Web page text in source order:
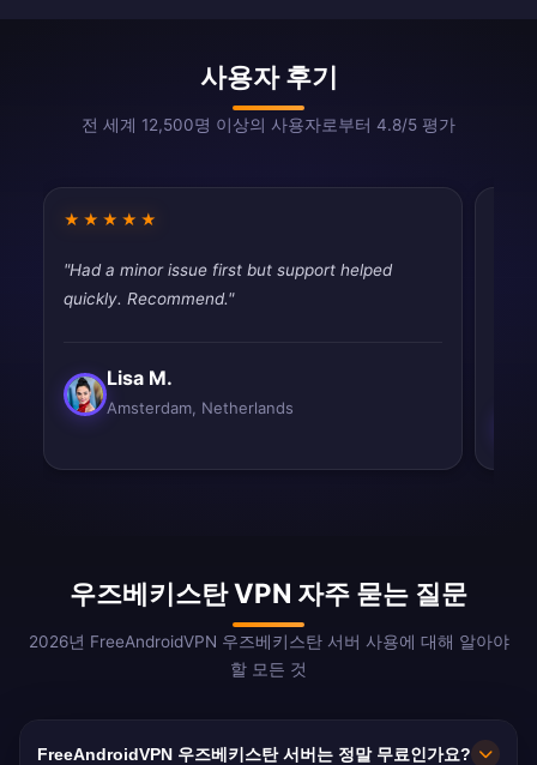
사용자 후기
전 세계 12,500명 이상의 사용자로부터 4.8/5 평가
★★★★★
"Had a minor issue first but support helped
quickly. Recommend."
Lisa M.
Amsterdam, Netherlands
우즈베키스탄 VPN 자주 묻는 질문
2026년 FreeAndroidVPN 우즈베키스탄 서버 사용에 대해 알아야
할 모든 것
FreeAndroidVPN 우즈베키스탄 서버는 정말 무료인가요?